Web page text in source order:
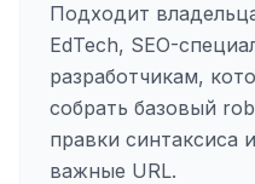
Подходит
EdTech, SEO-
разработчикам,
собрать базовый
правки синтаксиса
важные URL.